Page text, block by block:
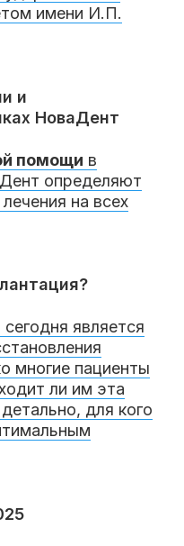
Публикации
Лицензии
О компании
имени И.П.
и
НоваДент
помощи в
определяют
на всех
является
многие пациенты
ли им эта
для кого